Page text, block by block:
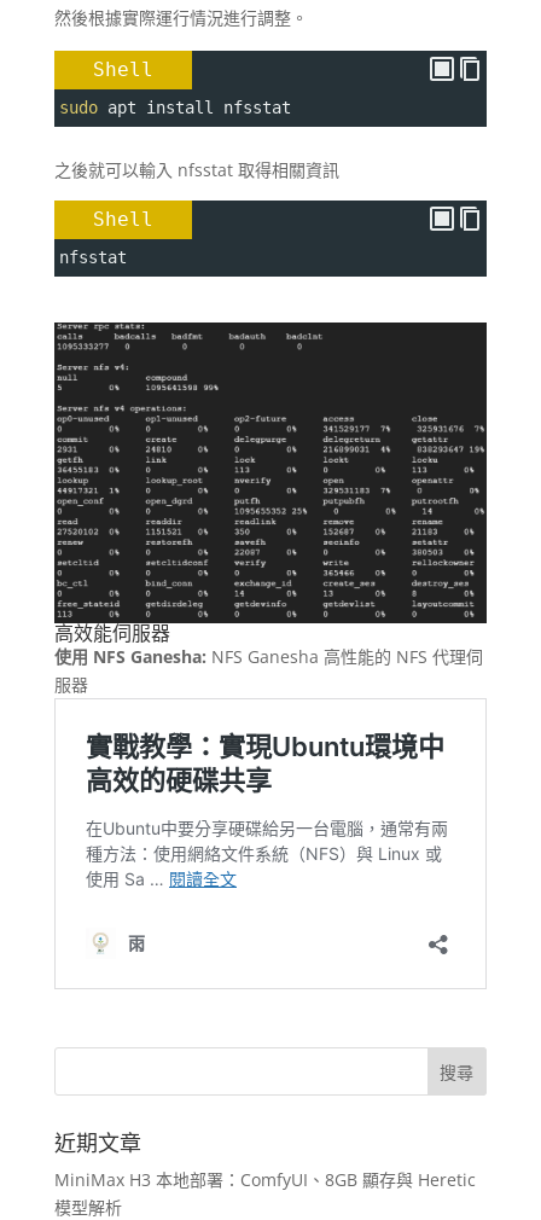
然後根據實際運行情況進行調整。
Shell
sudo apt install nfsstat
之後就可以輸入 nfsstat 取得相關資訊
Shell
nfsstat
高效能伺服器
使用 NFS Ganesha: NFS Ganesha 高性能的 NFS 代理伺
服器
近期文章
MiniMax H3 本地部署：ComfyUI、8GB 顯存與 Heretic
模型解析